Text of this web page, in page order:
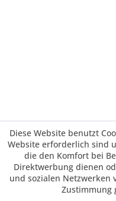
Diese Website benutzt
Website erforderlich sind
die den Komfort bei
Direktwerbung dienen
und sozialen
Zustimmung